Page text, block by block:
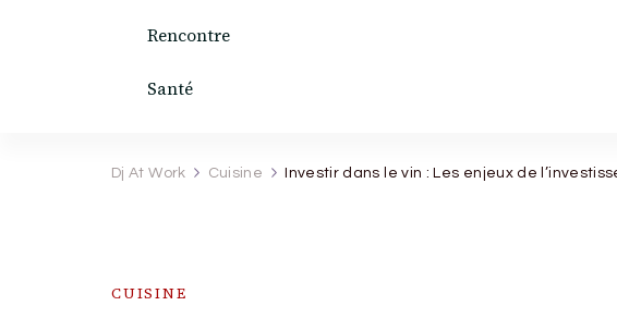
Rencontre
Santé
Dj At Work Cuisine Investir dans le vin : Les enjeux de
CUISINE